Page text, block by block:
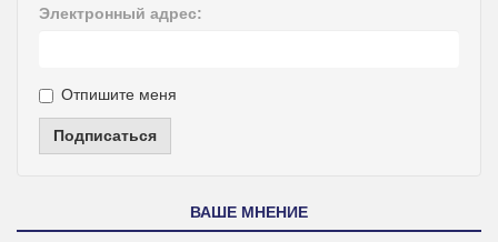
Электронный адрес:
Отпишите меня
Подписаться
ВАШЕ МНЕНИЕ